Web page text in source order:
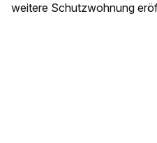
weitere Schutzwohnung